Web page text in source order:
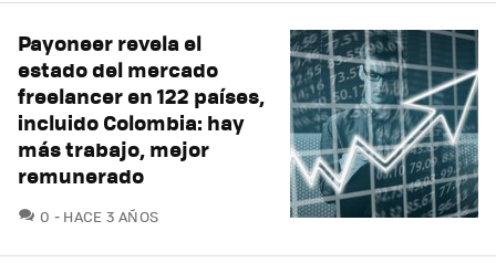
Payoneer revela el
estado del mercado
freelancer en 122 países,
incluido Colombia: hay
más trabajo, mejor
remunerado
0 COMENTARIOS
HACE 3 AÑOS